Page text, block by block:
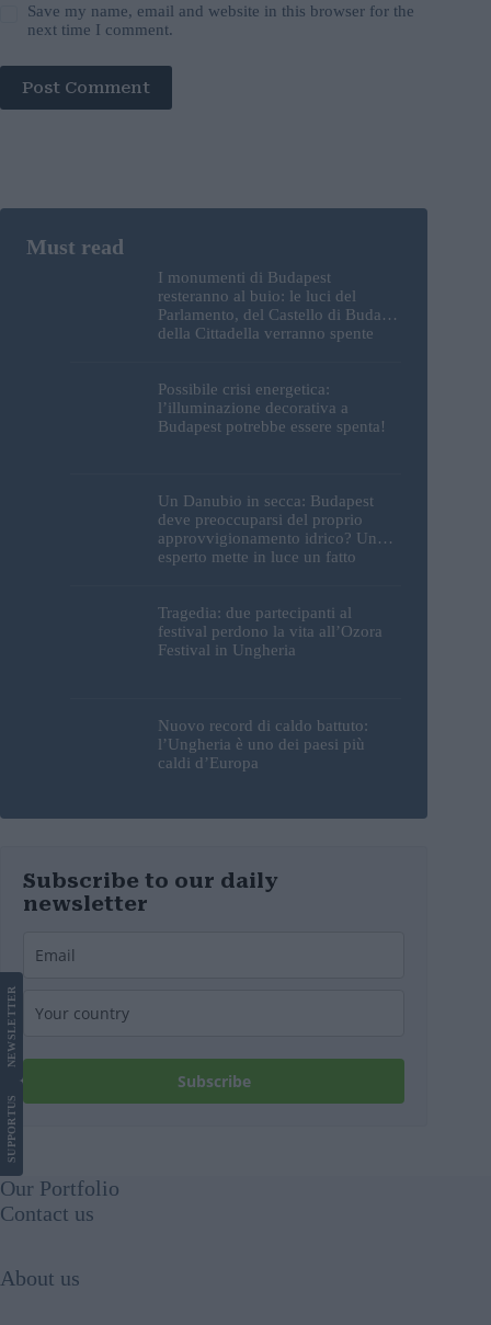
Save my name, email and website in this browser for the
next time I comment.
Post Comment
I monumenti di Budapest
resteranno al buio: le luci del
Parlamento, del Castello di Buda e
della Cittadella verranno spente
Possibile crisi energetica:
l’illuminazione decorativa a
Budapest potrebbe essere spenta!
Un Danubio in secca: Budapest
deve preoccuparsi del proprio
approvvigionamento idrico? Un
esperto mette in luce un fatto
Tragedia: due partecipanti al
festival perdono la vita all’Ozora
Festival in Ungheria
Nuovo record di caldo battuto:
l’Ungheria è uno dei paesi più
caldi d’Europa
Subscribe to our daily
newsletter
Subscribe
SUPPORT
US
NEWS
LETTER
Our Portfolio
Contact us
About us